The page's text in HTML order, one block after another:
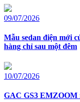
09/07/2026
Mẫu sedan điện mới
hàng chỉ sau một đêm
10/07/2026
GAC GS3 EMZOOM